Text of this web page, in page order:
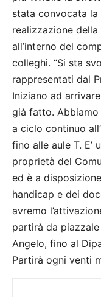
stata convocata
realizzazione
all’interno del
colleghi. “Si sta
rappresentati dal
Iniziano ad
già fatto. Abbiamo
a ciclo continuo
fino alle aule T. E’
proprietà del
ed è a
handicap e dei
avremo
partirà da
Angelo, fino al
Partirà ogni venti